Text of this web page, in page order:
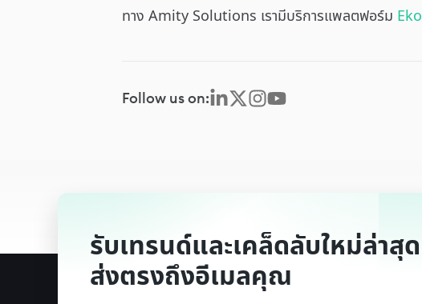
ทาง Amity Solutions เรามีบริการแพลตฟอร์ม Eko
Follow us on:
รับเทรนด์และเคล็ดลับใหม่ล่าสุด
ส่งตรงถึงอีเมลคุณ